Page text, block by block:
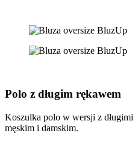
Polo z długim rękawem
Koszulka polo w wersji z
męskim i damskim.